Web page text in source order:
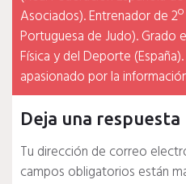
Asociados). Entrenador de
Portuguesa de Judo). Grado
Física y del Deporte
apasionado por la
Deja una respuesta
Tu dirección de correo
campos obligatorios están